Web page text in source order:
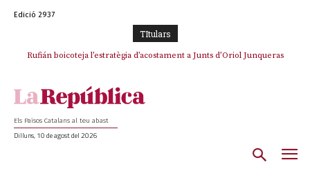
Edició 2937
TItulars
Rufián boicoteja l’estratègia d’acostament a Junts d’Oriol Junqueras
Els Països Catalans al teu abast
Dilluns, 10 de agost del 2026